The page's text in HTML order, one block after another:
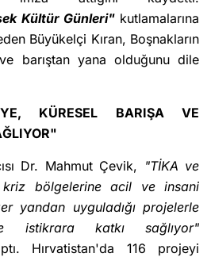
Kültür Günleri" kutlamalarına
Büyükelçi Kıran, Boşnakların
barıştan yana olduğunu dile
KÜRESEL BARIŞA VE
Dr. Mahmut Çevik,
"TİKA ve
bölgelerine acil ve insani
yandan uyguladığı projelerle
istikrara katkı sağlıyor"
Hırvatistan'da 116 projeyi